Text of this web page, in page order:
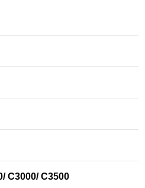
C3000/ C3500